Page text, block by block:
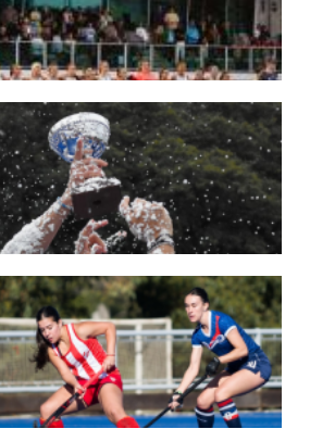
LA VENTANA EUROPEA DE P...
disputará las últimas dos ventanas de Pro
Inglaterra.
DE LA PRIMERA FASE DE ...
a cabo el torneo que reúne a los mejores clubes del